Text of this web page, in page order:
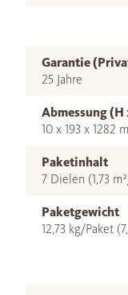
Garantie
25 Jahre
Abmessung (H
10 x 193 x 1282
Paketinhalt
7 Dielen (1,73
Paketgewicht
12,73 kg/Paket